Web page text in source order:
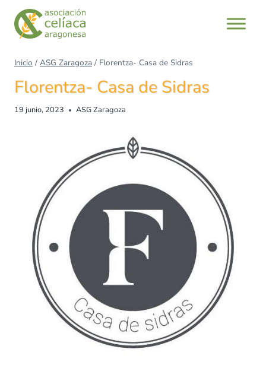
Inicio / ASG Zaragoza / Florentza- Casa de Sidras
Florentza- Casa de Sidras
19 junio, 2023 ASG Zaragoza